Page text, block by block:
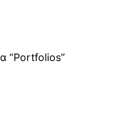
“Portfolios”